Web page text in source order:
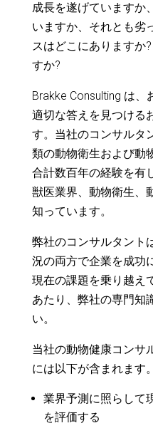
成長を遂げていますか
いますか、それとも劣
スはどこにありますか
すか?
Brakke Consulting は
適切な答えを見つける
す。当社のコンサルタ
類の動物衛生および動
合計数百年の経験を有
獣医業界、動物衛生、
知っています。
弊社のコンサルタント
況の両方で企業を成功
現在の課題を乗り越え
あたり、弊社の専門知
い。
当社の動物健康コンサ
には以下が含まれます。
業界予測に照らして
を評価する